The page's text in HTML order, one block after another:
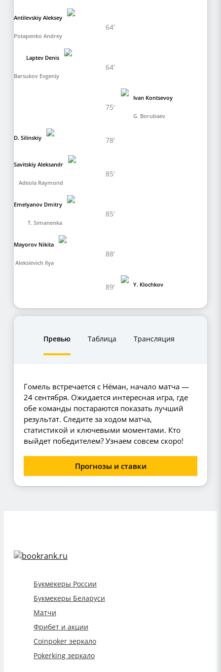
Potapenko Andrey
Antilevskiy Aleksey
64'
Barsukov Evgeniy
Laptev Denis
64'
75'
Ivan Kontsevoy
G. Borubaev
D. Silinskiy 78'
Adeola Raymond
Savitskiy Aleksandr
85'
T. Simanenka
Emelyanov Dmitry
85'
Aleksievich Ilya
Mayorov Nikita
88'
89' Y. Klochkov
Превью Таблица Трансляция
Гомель встречается с Нёман, начало матча —
24 сентября. Ожидается интересная игра, где
обе команды постараются показать лучший
результат. Следите за ходом матча,
статистикой и ключевыми моментами. Кто
выйдет победителем? Узнаем совсем скоро!
Прогнозы и ставки
Букмекеры России
Букмекеры Беларуси
Матчи
Фрибет и акции
Coinpoker зеркало
Pokerking зеркало